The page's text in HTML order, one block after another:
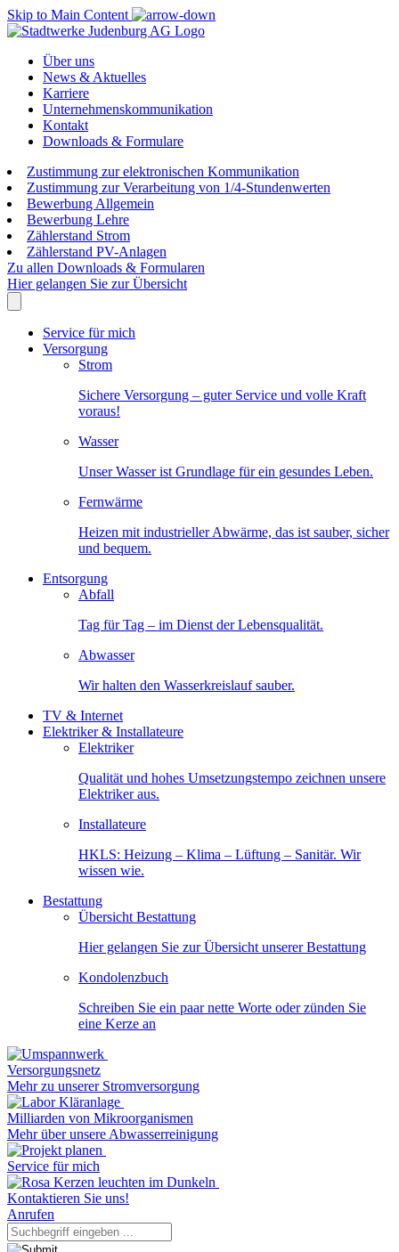
Skip to Main Content
Über uns
News & Aktuelles
Karriere
Unternehmenskommunikation
Kontakt
Downloads & Formulare
Zustimmung zur elektronischen Kommunikation
Zustimmung zur Verarbeitung von 1/4-Stundenwerten
Bewerbung Allgemein
Bewerbung Lehre
Zählerstand Strom
Zählerstand PV-Anlagen
Zu allen Downloads & Formularen
Hier gelangen Sie zur Übersicht
Service für mich
Versorgung
Strom
Sichere Versorgung – guter Service und volle Kraft
voraus!
Wasser
Unser Wasser ist Grundlage für ein gesundes Leben.
Fernwärme
Heizen mit industrieller Abwärme, das ist sauber, sicher
und bequem.
Entsorgung
Abfall
Tag für Tag – im Dienst der Lebensqualität.
Abwasser
Wir halten den Wasserkreislauf sauber.
TV & Internet
Elektriker & Installateure
Elektriker
Qualität und hohes Umsetzungstempo zeichnen unsere
Elektriker aus.
Installateure
HKLS: Heizung – Klima – Lüftung – Sanitär. Wir
wissen wie.
Bestattung
Übersicht Bestattung
Hier gelangen Sie zur Übersicht unserer Bestattung
Kondolenzbuch
Schreiben Sie ein paar nette Worte oder zünden Sie
eine Kerze an
Versorgungsnetz
Mehr zu unserer Stromversorgung
Milliarden von Mikroorganismen
Mehr über unsere Abwasserreinigung
Service für mich
Kontaktieren Sie uns!
Anrufen